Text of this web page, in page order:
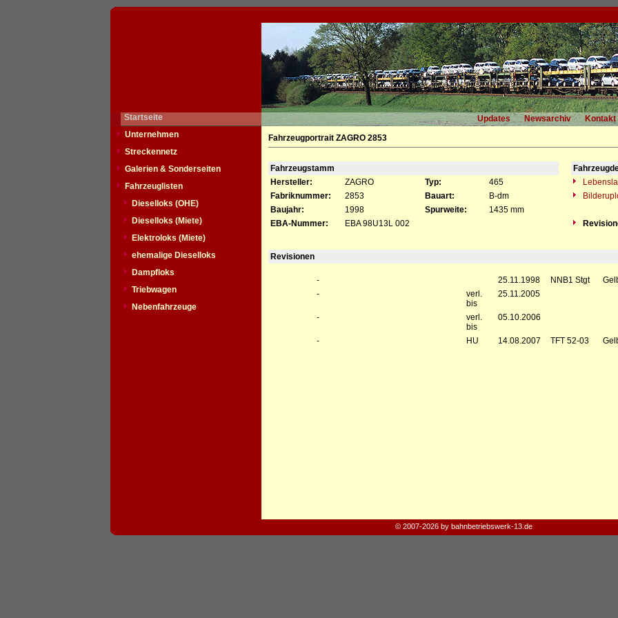
Startseite Updates Newsarchiv
Kontakt
Unternehmen
Streckennetz
Galerien & Sonderseiten
Fahrzeuglisten
Dieselloks (OHE)
Dieselloks (Miete)
Elektroloks (Miete)
ehemalige Dieselloks
Dampfloks
Triebwagen
Nebenfahrzeuge
Fahrzeugportrait ZAGRO 2853
Fahrzeugstamm
Hersteller:
ZAGRO Typ: 465
Fabriknummer:
2853 Bauart: B-dm
Baujahr:
1998 Spurweite:
1435 mm
EBA-Nummer:
EBA 98U13L 002
Revisionen
- 25.11.1998 NNB1 Stgt
-
verl.
bis
25.11.2005
-
verl.
bis
05.10.2006
- HU 14.08.2007 TFT 52-03
© 2007-2026 by bahnbetriebswerk-13.de